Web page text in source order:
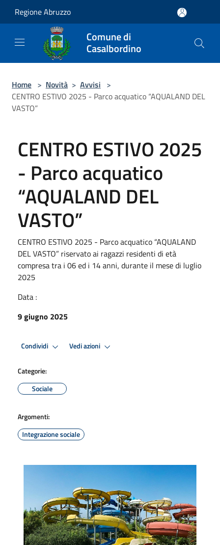
Regione Abruzzo
Comune di
Casalbordino
Home > Novità > Avvisi >
CENTRO ESTIVO 2025 - Parco acquatico “AQUALAND DEL
VASTO”
CENTRO ESTIVO 2025
- Parco acquatico
“AQUALAND DEL
VASTO”
CENTRO ESTIVO 2025 - Parco acquatico “AQUALAND
DEL VASTO” riservato ai ragazzi residenti di età
compresa tra i 06 ed i 14 anni, durante il mese di luglio
2025
Data :
9 giugno 2025
Condividi Vedi azioni
Categorie:
Sociale
Argomenti:
Integrazione sociale